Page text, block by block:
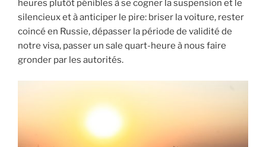
heures plutôt pénibles à se cogner la suspension et le
silencieux et à anticiper le pire: briser la voiture, rester
coincé en Russie, dépasser la période de validité de
notre visa, passer un sale quart-heure à nous faire
gronder par les autorités.